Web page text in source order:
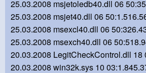
25.03.2008 msjetoledb40.dll 06
25.03.2008 msjet40.dll 06
25.03.2008 msexcl40.dll 06
25.03.2008 msexch40.dll 06
20.03.2008 LegitCheckControl.dll 18
20.03.2008 win32k.sys 10